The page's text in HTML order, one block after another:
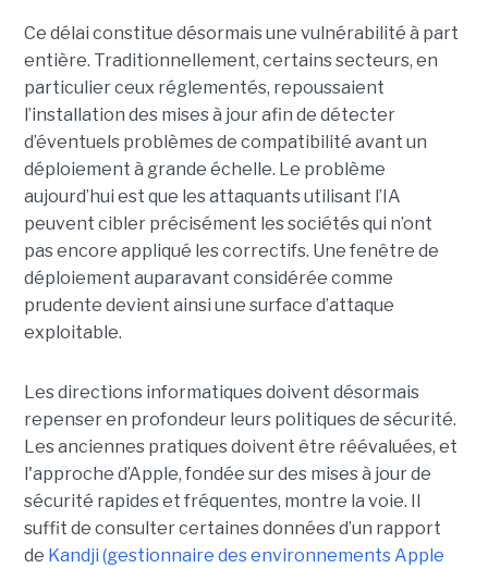
Ce délai constitue désormais une vulnérabilité à part
entière. Traditionnellement, certains secteurs, en
particulier ceux réglementés, repoussaient
l’installation des mises à jour afin de détecter
d’éventuels problèmes de compatibilité avant un
déploiement à grande échelle. Le problème
aujourd’hui est que les attaquants utilisant l’IA
peuvent cibler précisément les sociétés qui n’ont
pas encore appliqué les correctifs. Une fenêtre de
déploiement auparavant considérée comme
prudente devient ainsi une surface d’attaque
exploitable.
Les directions informatiques doivent désormais
repenser en profondeur leurs politiques de sécurité.
Les anciennes pratiques doivent être réévaluées, et
l'approche d’Apple, fondée sur des mises à jour de
sécurité rapides et fréquentes, montre la voie. Il
suffit de consulter certaines données d’un rapport
de Kandji (gestionnaire des environnements Apple